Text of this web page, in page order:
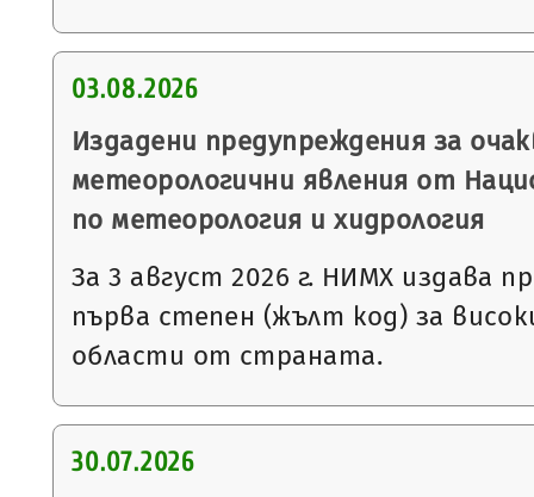
03.08.2026
Издадени предупреждения за
метеорологични явления от
по метеорология и хидрология
За 3 август 2026 г. НИМХ издава
първа степен (жълт код) за
области от страната.
30.07.2026